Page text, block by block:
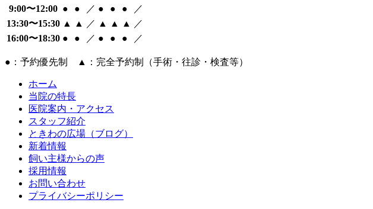
9:00〜12:00 ● ● ／ ● ● ●
／
13:30〜15:30 ▲ ▲ ／ ▲ ▲ ▲
／
16:00〜18:30 ● ● ／ ● ● ● ／
●：予約優先制 ▲：完全予約制（手術・往診・検査等）
ホーム
当院の特長
医院案内・アクセス
スタッフ紹介
ときわの広場（ブログ）
新着情報
飼い主様からの声
採用情報
お問い合わせ
プライバシーポリシー